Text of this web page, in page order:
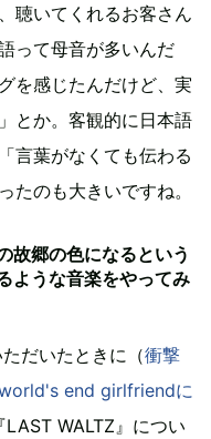
聴いてくれるお客さん
って母音が多いんだ
を感じたんだけど、実
とか。客観的に日本語
言葉がなくても伝わる
たのも大きいですね。
故郷の色になるという
ような音楽をやってみ
だいたときに（衝撃
end girlfriendに
WALTZ』につい